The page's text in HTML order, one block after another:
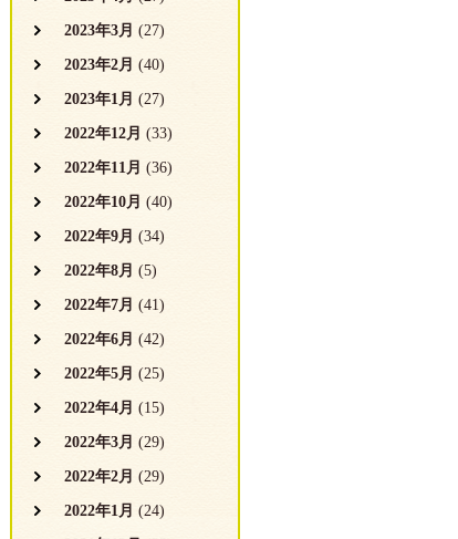
2023年3月 (27)
2023年2月 (40)
2023年1月 (27)
2022年12月 (33)
2022年11月 (36)
2022年10月 (40)
2022年9月 (34)
2022年8月 (5)
2022年7月 (41)
2022年6月 (42)
2022年5月 (25)
2022年4月 (15)
2022年3月 (29)
2022年2月 (29)
2022年1月 (24)